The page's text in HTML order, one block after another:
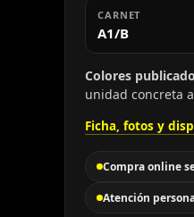
CARNET
A1/B
Colores
unidad concreta
Ficha, fotos y
Compra online
Atención